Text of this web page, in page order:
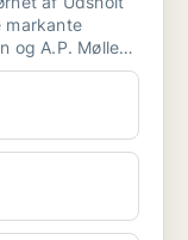
markante
og A.P. Møller